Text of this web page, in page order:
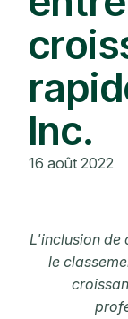
Inc.
16 août 2022
L'inclusion de
le